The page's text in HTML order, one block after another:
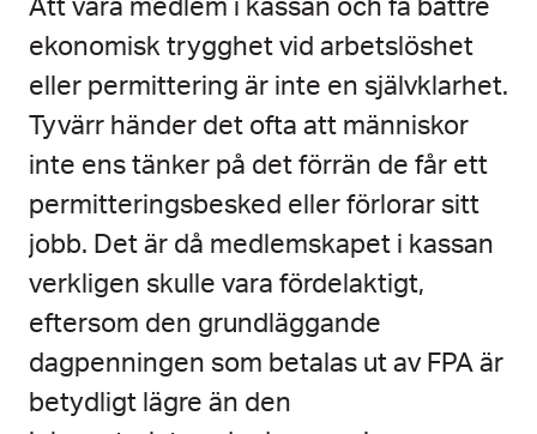
Att vara medlem i kassan och få bättre
ekonomisk trygghet vid arbetslöshet
eller permittering är inte en självklarhet.
Tyvärr händer det ofta att människor
inte ens tänker på det förrän de får ett
permitteringsbesked eller förlorar sitt
jobb. Det är då medlemskapet i kassan
verkligen skulle vara fördelaktigt,
eftersom den grundläggande
dagpenningen som betalas ut av FPA är
betydligt lägre än den